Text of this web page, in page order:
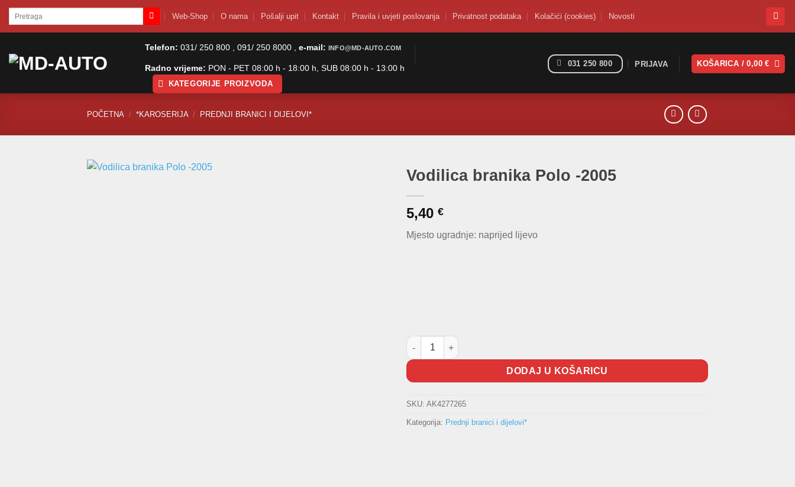
SkipPretraži: Web-Shop O nama Pošalji upit Kontakt Pravila i uvjeti poslovanja Privatnost podataka Kolačići (cookies) Novosti
Telefon: 031/ 250 800 , 091/ 250 8000 , e-mail: INFO@MD-AUTO.COM
Radno vrijeme: PON - PET 08:00 h - 18:00 h, SUB 08:00 h - 13:00 h
KATEGORIJE PROIZVODA
031 250 800 PRIJAVA KOŠARICA /0,00€
POČETNA / *KAROSERIJA / PREDNJI BRANICI I DIJELOVI*
Vodilica branika Polo -2005
5,40 €
Mjesto ugradnje: naprijed lijevo
Vodilica branika Polo -2005 količina
DODAJ U KOŠARICU
SKU: AK4277265
Kategorija: Prednji branici i dijelovi*